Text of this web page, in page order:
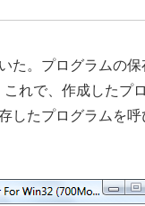
た。プログラムの保
れで、作成したプ
したプログラムを